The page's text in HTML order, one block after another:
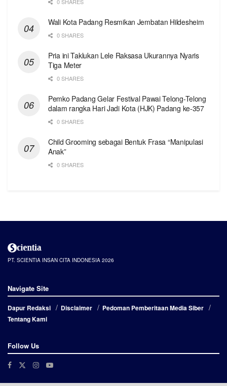
Wali Kota Padang Resmikan Jembatan Hildesheim
0 SHARES
Pria ini Taklukan Lele Raksasa Ukurannya Nyaris
Tiga Meter
0 SHARES
Pemko Padang Gelar Festival Pawai Telong-Telong
dalam rangka Hari Jadi Kota (HJK) Padang ke-357
0 SHARES
Child Grooming sebagai Bentuk Frasa “Manipulasi
Anak”
0 SHARES
PT. SCIENTIA INSAN CITA INDONESIA 2026
Navigate Site
Dapur Redaksi Disclaimer
Pedoman Pemberitaan Media Siber
Tentang Kami
Follow Us